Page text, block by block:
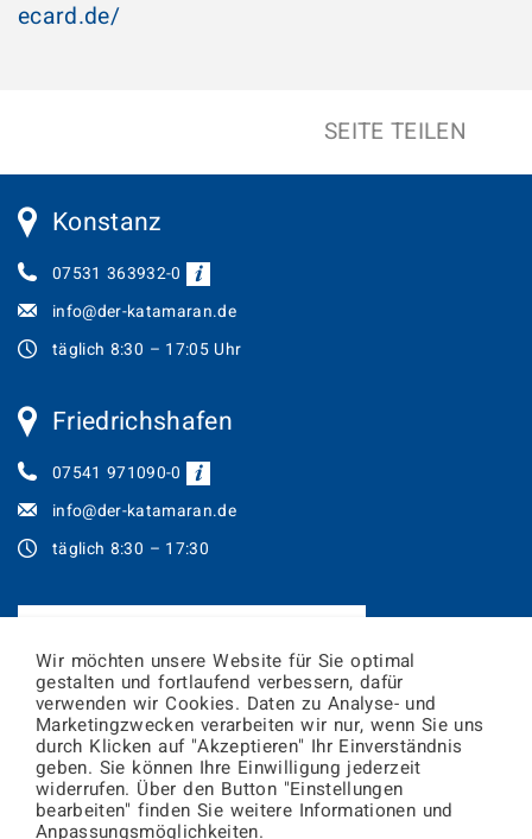
ecard.de/
SEITE TEILEN
Konstanz
07531 363932-0
info@der-katamaran.de
täglich 8:30 – 17:05 Uhr
Friedrichshafen
07541 971090-0
info@der-katamaran.de
täglich 8:30 – 17:30
Newsletter abonnieren
Mail
Adresse
Zur
Friedrichshafen Konstanz
Wir möchten unsere Website für Sie optimal
gestalten und fortlaufend verbessern, dafür
verwenden wir Cookies. Daten zu Analyse- und
Marketingzwecken verarbeiten wir nur, wenn Sie uns
durch Klicken auf "Akzeptieren" Ihr Einverständnis
geben. Sie können Ihre Einwilligung jederzeit
widerrufen. Über den Button "Einstellungen
bearbeiten" finden Sie weitere Informationen und
Anpassungsmöglichkeiten.